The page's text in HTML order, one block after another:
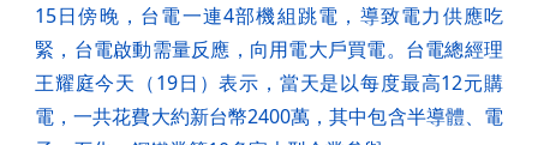
15日傍晚，台電一連4部機組跳電，導致電力供應吃
緊，台電啟動需量反應，向用電大戶買電。台電總經理
王耀庭今天（19日）表示，當天是以每度最高12元購
電，一共花費大約新台幣2400萬，其中包含半導體、電